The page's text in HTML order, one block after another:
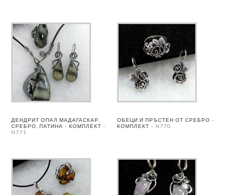
ДЕНДРИТ ОПАЛ МАДАГАСКАР,
СРЕБРО, ПАТИНА – КОМПЛЕКТ –
N771
ОБЕЦИ И ПРЪСТЕН ОТ СРЕБРО –
КОМПЛЕКТ – N770